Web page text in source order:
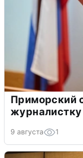
Приморский
журналистку
9 августа 1